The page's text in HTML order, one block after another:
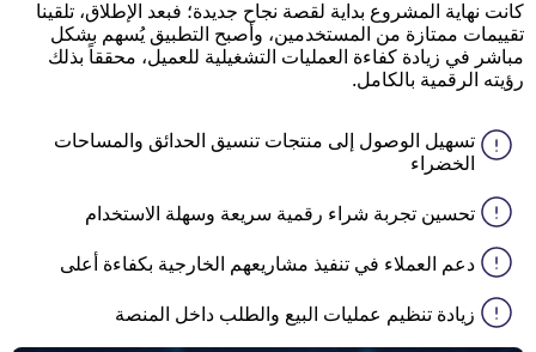
كانت نهاية المشروع بداية لقصة نجاح جديدة؛ فبعد الإطلاق، تلقينا
تقييمات ممتازة من المستخدمين، وأصبح التطبيق يُسهم بشكل
مباشر في زيادة كفاءة العمليات التشغيلية للعميل، محققاً بذلك
رؤيته الرقمية بالكامل.
تسهيل الوصول إلى منتجات تنسيق الحدائق والمساحات
الخضراء
تحسين تجربة شراء رقمية سريعة وسهلة الاستخدام
دعم العملاء في تنفيذ مشاريعهم الخارجية بكفاءة أعلى
زيادة تنظيم عمليات البيع والطلب داخل المنصة